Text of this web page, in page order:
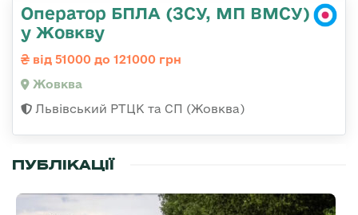
Оператор БПЛА (ЗСУ, МП ВМСУ)
у Жовкву
від 51000 до 121000 грн
Жовква
Львівський РТЦК та СП (Жовква)
ПУБЛІКАЦІЇ